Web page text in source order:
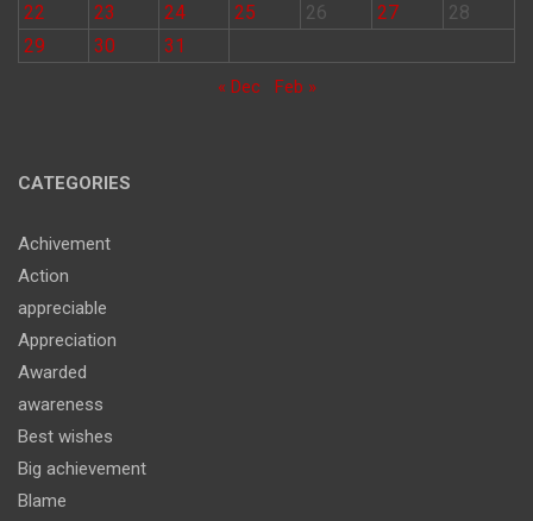
22
23 24 25 26 27
28
29
30 31
« Dec Feb »
CATEGORIES
Achivement
Action
appreciable
Appreciation
Awarded
awareness
Best wishes
Big achievement
Blame